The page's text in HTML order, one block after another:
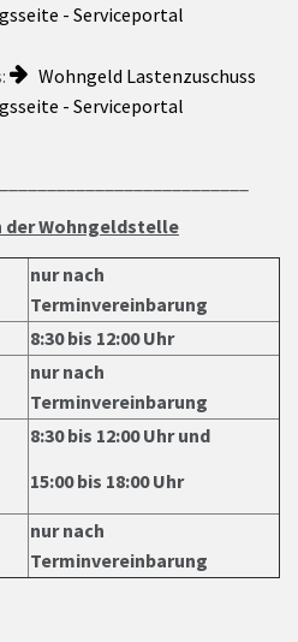
- Serviceportal
Wohngeld Lastenzuschuss
- Serviceportal
der Wohngeldstelle
nur nach
Terminvereinbarung
8:30 bis 12:00 Uhr
nur nach
Terminvereinbarung
8:30 bis 12:00 Uhr und
15:00 bis 18:00 Uhr
nur nach
Terminvereinbarung